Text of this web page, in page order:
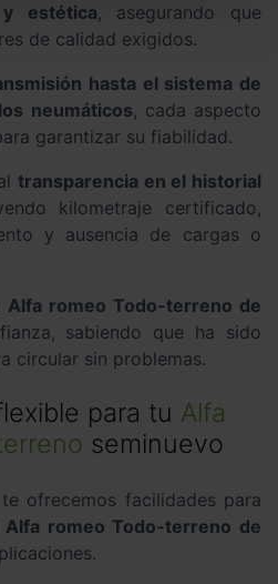
estética, asegurando que
de calidad exigidos.
hasta el sistema de
neumáticos, cada aspecto
garantizar su fiabilidad.
transparencia en el historial
kilometraje certificado,
y ausencia de cargas o
Alfa romeo Todo-terreno de
sabiendo que ha sido
circular sin problemas.
para tu Alfa
seminuevo
ofrecemos facilidades para
Alfa romeo Todo-terreno de